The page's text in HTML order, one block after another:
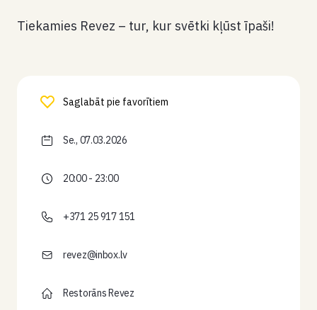
Tiekamies Revez – tur, kur svētki kļūst īpaši!
Saglabāt pie favorītiem
Se., 07.03.2026
20:00 - 23:00
+371 25 917 151
revez@inbox.lv
Restorāns Revez